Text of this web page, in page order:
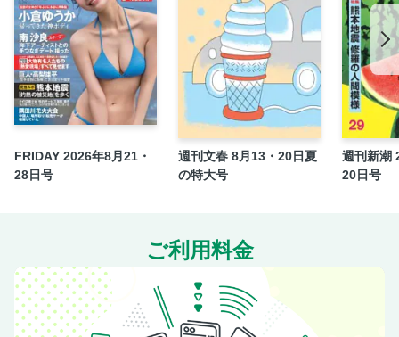
FRIDAY 2026年8月21・
28日号
週刊文春 8月13・20日夏
の特大号
週刊新潮
20日号
ご利用料金